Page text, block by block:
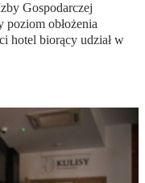
Gospodarczej
obłożenia
hotel biorący udział w